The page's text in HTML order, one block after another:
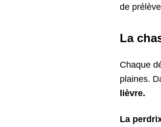
de
La
Chaque
plaines.
lièvre.
La